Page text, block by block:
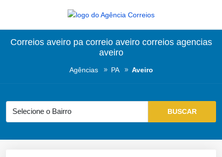
Correios aveiro pa correio aveiro correios agencias
aveiro
Agências PA Aveiro